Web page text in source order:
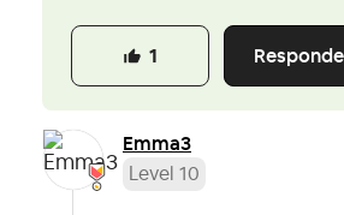
1
Emma3
Level 10